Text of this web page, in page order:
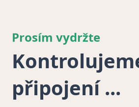
Prosím vydržte
připojení